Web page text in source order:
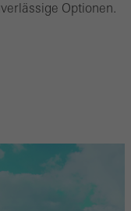
Optionen.